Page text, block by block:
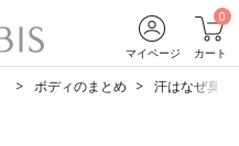
マイページ
0
カート
ボディのまとめ 汗はなぜ臭う